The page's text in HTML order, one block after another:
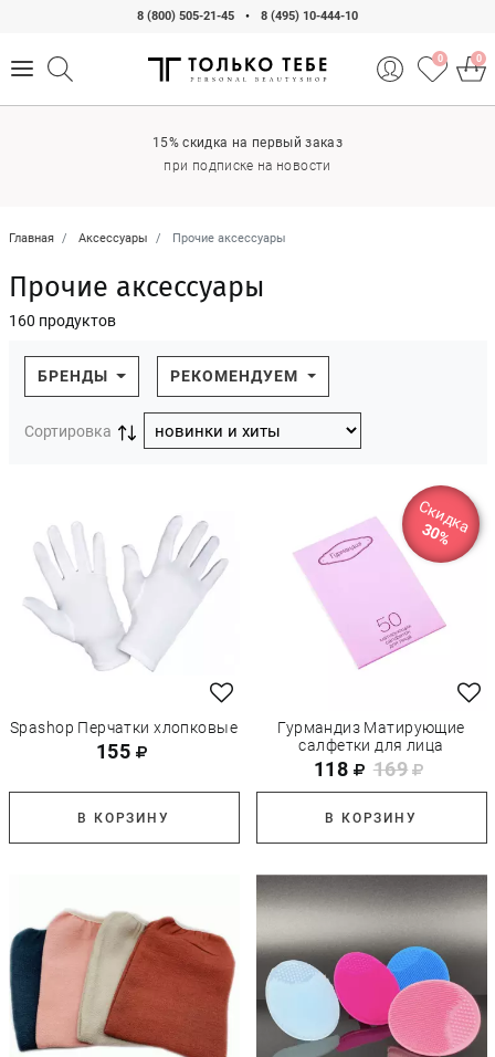
8 (800) 505-21-45 • 8 (495) 10-444-10
0 0
15% скидка на первый заказ
при подписке на новости
Главная Аксессуары Прочие аксессуары
Прочие аксессуары
160 продуктов
БРЕНДЫ РЕКОМЕНДУЕМ
Сортировка
Spashop Перчатки хлопковые
155
В КОРЗИНУ
Скидка
30%
Гурмандиз Матирующие
салфетки для лица
118 169
В КОРЗИНУ